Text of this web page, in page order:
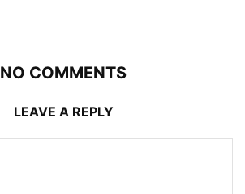
NO COMMENTS
LEAVE A REPLY